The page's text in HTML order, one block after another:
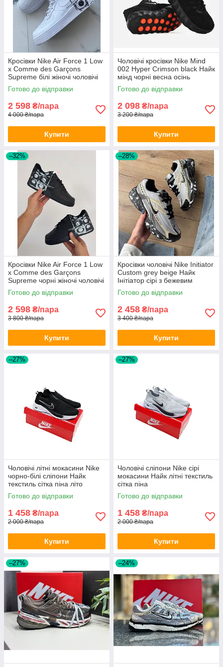
Кросівки Nike Air Force 1 Low
х Comme des Garçons
Supreme білі жіночі чоловічі
Готово до відправки
2 598 ₴/пара
4 000 ₴/пара
Купити
Чоловічі кросівки Nike Mind
002 Hyper Crimson black Найк
мінд чорні весна осінь
демісезон
Готово до відправки
2 098 ₴/пара
3 200 ₴/пара
Купити
–32%
Кросівки Nike Air Force 1 Low
х Comme des Garçons
Supreme чорні жіночі чоловічі
Готово до відправки
2 598 ₴/пара
3 800 ₴/пара
Купити
–28%
Кросівки чоловічі Nike Initiator
Custom grey beige Найк
Інітіатор сірі з бежевим
чорним молодіжні
Готово до відправки
2 458 ₴/пара
3 400 ₴/пара
Купити
–27%
Чоловічі літні мокасини Nike
чорно-білі сліпони Найк
текстиль сітка піна літо
Готово до відправки
1 458 ₴/пара
2 000 ₴/пара
Купити
–27%
Чоловічі сліпони Nike сірі
мокасини Найк літні текстиль
сітка піна
Готово до відправки
1 458 ₴/пара
2 000 ₴/пара
Купити
–27% –24%